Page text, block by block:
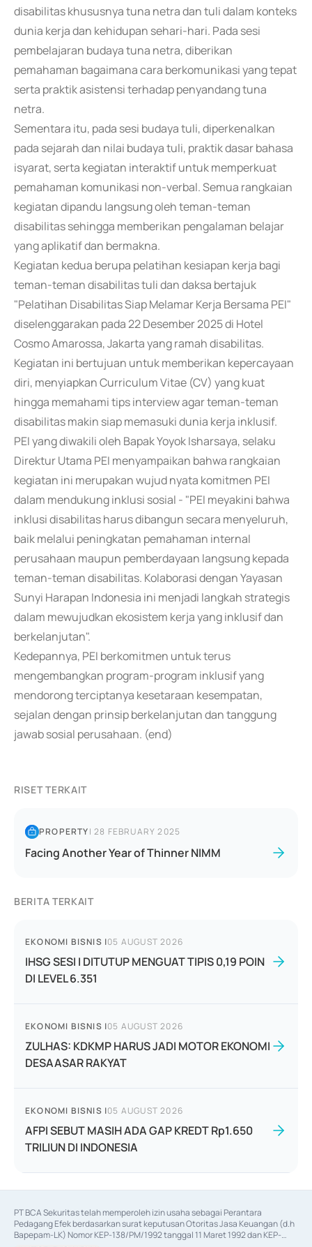
disabilitas khususnya tuna netra dan tuli dalam konteks
dunia kerja dan kehidupan sehari-hari. Pada sesi
pembelajaran budaya tuna netra, diberikan
pemahaman bagaimana cara berkomunikasi yang tepat
serta praktik asistensi terhadap penyandang tuna
netra.
Sementara itu, pada sesi budaya tuli, diperkenalkan
pada sejarah dan nilai budaya tuli, praktik dasar bahasa
isyarat, serta kegiatan interaktif untuk memperkuat
pemahaman komunikasi non-verbal. Semua rangkaian
kegiatan dipandu langsung oleh teman-teman
disabilitas sehingga memberikan pengalaman belajar
yang aplikatif dan bermakna.
Kegiatan kedua berupa pelatihan kesiapan kerja bagi
teman-teman disabilitas tuli dan daksa bertajuk
"Pelatihan Disabilitas Siap Melamar Kerja Bersama PEI"
diselenggarakan pada 22 Desember 2025 di Hotel
Cosmo Amarossa, Jakarta yang ramah disabilitas.
Kegiatan ini bertujuan untuk memberikan kepercayaan
diri, menyiapkan Curriculum Vitae (CV) yang kuat
hingga memahami tips interview agar teman-teman
disabilitas makin siap memasuki dunia kerja inklusif.
PEI yang diwakili oleh Bapak Yoyok Isharsaya, selaku
Direktur Utama PEI menyampaikan bahwa rangkaian
kegiatan ini merupakan wujud nyata komitmen PEI
dalam mendukung inklusi sosial - "PEI meyakini bahwa
inklusi disabilitas harus dibangun secara menyeluruh,
baik melalui peningkatan pemahaman internal
perusahaan maupun pemberdayaan langsung kepada
teman-teman disabilitas. Kolaborasi dengan Yayasan
Sunyi Harapan Indonesia ini menjadi langkah strategis
dalam mewujudkan ekosistem kerja yang inklusif dan
berkelanjutan".
Kedepannya, PEI berkomitmen untuk terus
mengembangkan program-program inklusif yang
mendorong terciptanya kesetaraan kesempatan,
sejalan dengan prinsip berkelanjutan dan tanggung
jawab sosial perusahaan. (end)
RISET TERKAIT
PROPERTY|28 FEBRUARY 2025
Facing Another Year of Thinner NIMM
BERITA TERKAIT
EKONOMI BISNIS |05 AUGUST 2026
IHSG SESI I DITUTUP MENGUAT TIPIS 0,19 POIN
DI LEVEL 6.351
EKONOMI BISNIS |05 AUGUST 2026
ZULHAS: KDKMP HARUS JADI MOTOR EKONOMI
DESAASAR RAKYAT
EKONOMI BISNIS |05 AUGUST 2026
AFPI SEBUT MASIH ADA GAP KREDT Rp1.650
TRILIUN DI INDONESIA
PT BCA Sekuritas telah memperoleh izin usaha sebagai Perantara
Pedagang Efek berdasarkan surat keputusan Otoritas Jasa Keuangan (d.h
Bapepam-LK) Nomor KEP-138/PM/1992 tanggal 11 Maret 1992 dan KEP-